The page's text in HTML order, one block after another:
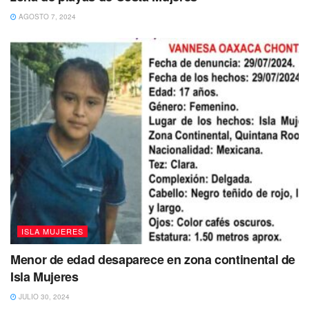
educación ambiental lo que se traducirá en beneficios para
Tags: Isla Mujeres Limpieza Playas Sargazo
AGOSTO 7, 2024
ISLA MUJERES
Menor de edad desaparece en zona continental de
Isla Mujeres
JULIO 30, 2024